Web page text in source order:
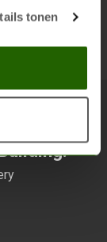
tonen
you